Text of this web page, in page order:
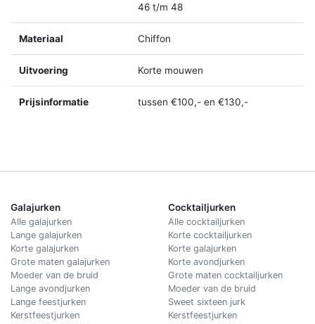
46 t/m 48
Materiaal Chiffon
Uitvoering Korte mouwen
Prijsinformatie tussen €100,- en €130,-
Galajurken
Alle galajurken
Lange galajurken
Korte galajurken
Grote maten galajurken
Moeder van de bruid
Lange avondjurken
Lange feestjurken
Kerstfeestjurken
Cocktailjurken
Alle cocktailjurken
Korte cocktailjurken
Korte galajurken
Korte avondjurken
Grote maten cocktailjurken
Moeder van de bruid
Sweet sixteen jurk
Kerstfeestjurken